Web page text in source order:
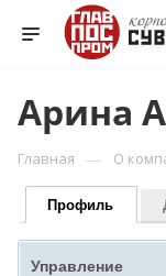
Арина
Главная — О
Профиль
Управление